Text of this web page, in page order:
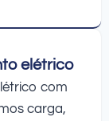
elétrico
com
carga,